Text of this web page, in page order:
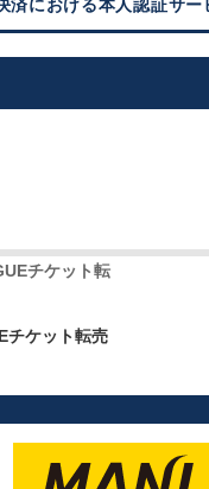
済における本人認証サ
チケット転売